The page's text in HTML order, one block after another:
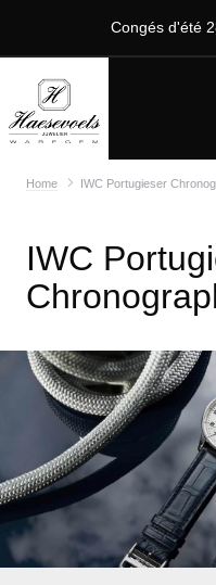
Congés d'été
Home IWC Portugieser
IWC